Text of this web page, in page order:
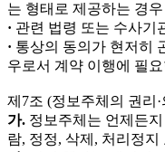
는 형태로 제공하는 경우
· 관련 법령 또는 수사기
· 통상의 동의가 현저히
우로서 계약 이행에 필
제7조 (정보주체의 권리
가. 정보주체는 언제든
람, 정정, 삭제, 처리정지